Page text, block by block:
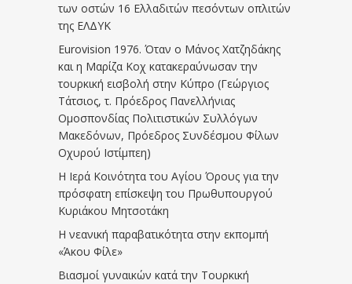
των οστών 16 Ελλαδιτών πεσόντων οπλιτών
της ΕΛΔΥΚ
Eurovision 1976. Όταν ο Μάνος Χατζηδάκης
και η Μαρίζα Κοχ κατακεραύνωσαν την
τουρκική εισβολή στην Κύπρο (Γεώργιος
Τάτσιος, τ. Πρόεδρος Πανελλήνιας
Ομοσπονδίας Πολιτιστικών Συλλόγων
Μακεδόνων, Πρόεδρος Συνδέσμου Φίλων
Οχυρού Ιστίμπεη)
Η Ιερά Κοινότητα του Αγίου Όρους για την
πρόσφατη επίσκεψη του Πρωθυπουργού
Κυριάκου Μητσοτάκη
Η νεανική παραβατικότητα στην εκπομπή
«Άκου Φίλε»
Βιασμοί γυναικών κατά την Τουρκική